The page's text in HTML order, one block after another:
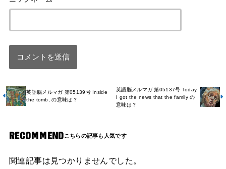
英語脳メルマガ 第05139号 Inside
the tomb, の意味は？
英語脳メルマガ 第05137号 Today,
I got the news that the family の
意味は？
RECOMMEND
関連記事は見つかりませんでした。